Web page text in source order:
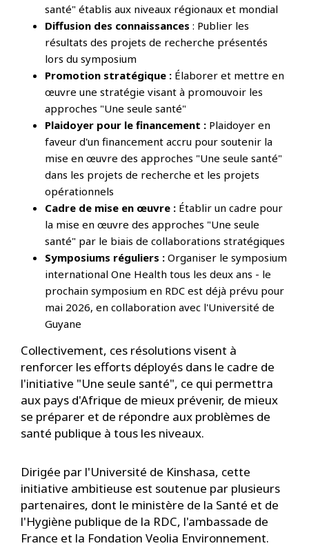
santé" établis aux niveaux régionaux et mondial
Diffusion des connaissances : Publier les
résultats des projets de recherche présentés
lors du symposium
Promotion stratégique : Élaborer et mettre en
œuvre une stratégie visant à promouvoir les
approches "Une seule santé"
Plaidoyer pour le financement : Plaidoyer en
faveur d'un financement accru pour soutenir la
mise en œuvre des approches "Une seule santé"
dans les projets de recherche et les projets
opérationnels
Cadre de mise en œuvre : Établir un cadre pour
la mise en œuvre des approches "Une seule
santé" par le biais de collaborations stratégiques
Symposiums réguliers : Organiser le symposium
international One Health tous les deux ans - le
prochain symposium en RDC est déjà prévu pour
mai 2026, en collaboration avec l'Université de
Guyane
Collectivement, ces résolutions visent à
renforcer les efforts déployés dans le cadre de
l'initiative "Une seule santé", ce qui permettra
aux pays d'Afrique de mieux prévenir, de mieux
se préparer et de répondre aux problèmes de
santé publique à tous les niveaux.
Dirigée par l'Université de Kinshasa, cette
initiative ambitieuse est soutenue par plusieurs
partenaires, dont le ministère de la Santé et de
l'Hygiène publique de la RDC, l'ambassade de
France et la Fondation Veolia Environnement.